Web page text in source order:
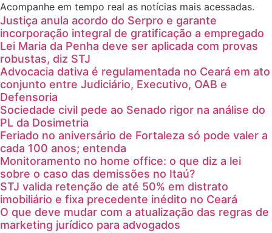
Acompanhe em tempo real as notícias mais acessadas.
Justiça anula acordo do Serpro e garante
incorporação integral de gratificação a empregado
Lei Maria da Penha deve ser aplicada com provas
robustas, diz STJ
Advocacia dativa é regulamentada no Ceará em ato
conjunto entre Judiciário, Executivo, OAB e
Defensoria
Sociedade civil pede ao Senado rigor na análise do
PL da Dosimetria
Feriado no aniversário de Fortaleza só pode valer a
cada 100 anos; entenda
Monitoramento no home office: o que diz a lei
sobre o caso das demissões no Itaú?
STJ valida retenção de até 50% em distrato
imobiliário e fixa precedente inédito no Ceará
O que deve mudar com a atualização das regras de
marketing jurídico para advogados